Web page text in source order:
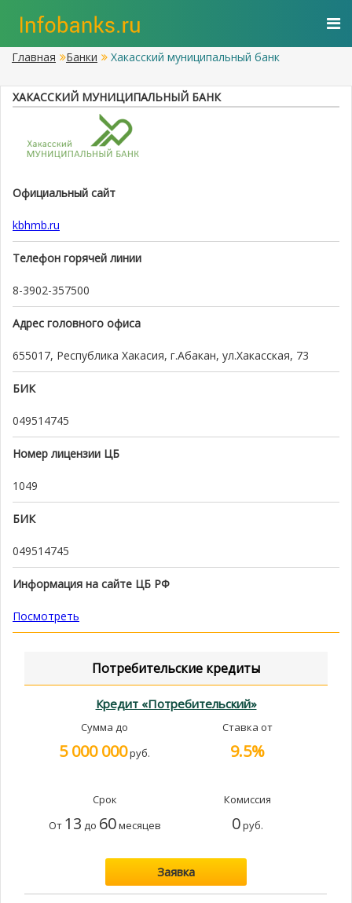
Главная Банки Хакасский муниципальный банк
ХАКАССКИЙ МУНИЦИПАЛЬНЫЙ БАНК
Официальный сайт
kbhmb.ru
Телефон горячей линии
8-3902-357500
Адрес головного офиса
655017, Республика Хакасия, г.Абакан, ул.Хакасская, 73
БИК
049514745
Номер лицензии ЦБ
1049
БИК
049514745
Информация на сайте ЦБ РФ
Посмотреть
Потребительские кредиты
Кредит «Потребительский»
Сумма до
5 000 000руб.
Ставка от
9.5%
Срок
От 13 до 60месяцев
Комиссия
0руб.
Заявка